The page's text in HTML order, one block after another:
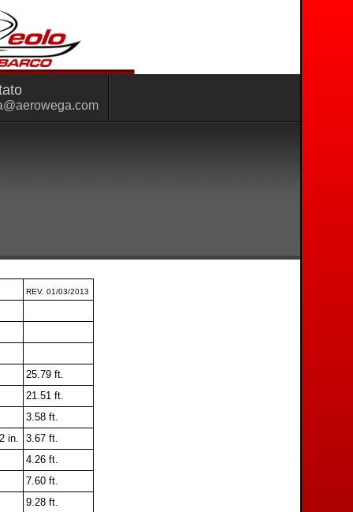
REV. 01/03/2013
25.79 ft.
21.51 ft.
3.58 ft.
in.
3.67 ft.
4.26 ft.
7.60 ft.
9.28 ft.